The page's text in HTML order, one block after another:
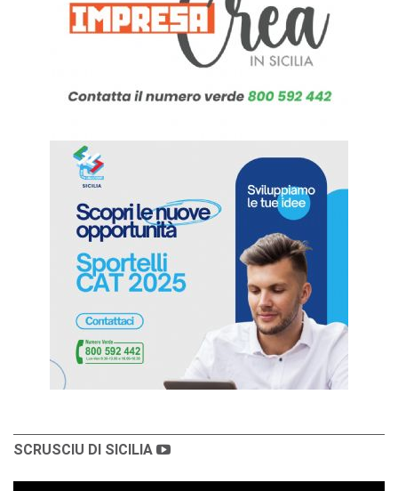
SCRUSCIU DI SICILIA